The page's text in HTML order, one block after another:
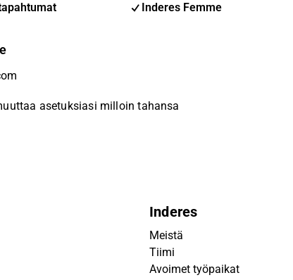
Inderes Femme
asetuksiasi milloin tahansa
Inderes
Meistä
Tiimi
Avoimet työpaikat